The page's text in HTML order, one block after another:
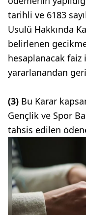
tarihli ve 6183
Usulü Hakkında
belirlenen
hesaplanacak
yararlanandan geri
(3) Bu Karar
Gençlik ve Spor
tahsis edilen